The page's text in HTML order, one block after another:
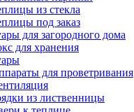
из стекла
под заказ
для загородного дома
для хранения
для проветривания
из лиственницы